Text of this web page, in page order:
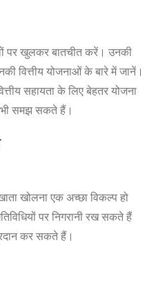
पर खुलकर बातचीत करें। उनकी
वित्तीय योजनाओं के बारे में जानें।
सहायता के लिए बेहतर योजना
समझ सकते हैं।
खोलना एक अच्छा विकल्प हो
पर निगरानी रख सकते हैं
कर सकते हैं।